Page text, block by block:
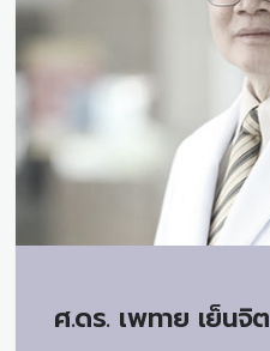
ศ.ดร. เพทาย เย็นจิต